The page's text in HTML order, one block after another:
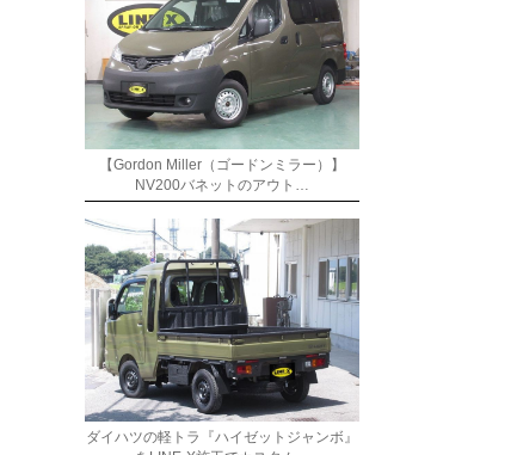
【Gordon Miller（ゴードンミラー）】
NV200バネットのアウト…
ダイハツの軽トラ『ハイゼットジャンボ』